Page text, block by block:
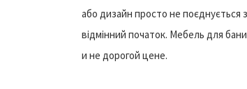
або дизайн просто не поєднується
відмінний початок. Мебель для
и не дорогой цене.